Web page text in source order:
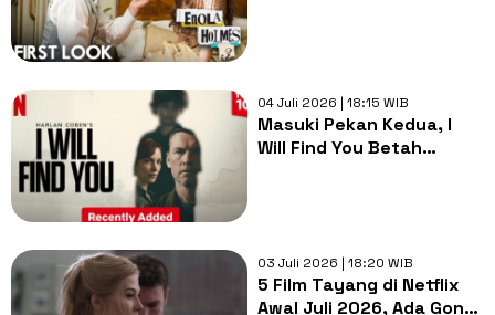
04 Juli 2026 | 18:15 WIB
Masuki Pekan Kedua, I
Will Find You Betah
03 Juli 2026 | 18:20 WIB
5 Film Tayang di Netflix
Awal Juli 2026, Ada Gone